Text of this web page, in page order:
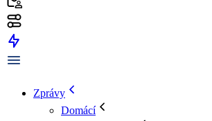
Zprávy
Domácí